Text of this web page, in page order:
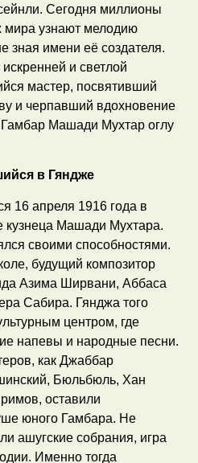
Сегодня миллионы
мира узнают мелодию
зная имени её создателя.
и светлой
мастер, посвятивший
и черпавший вдохновение
Машади Мухтар оглу
в Гяндже
16 апреля 1916 года в
кузнеца Машади Мухтара.
своими способностями.
будущий композитор
Азима Ширвани, Аббаса
Сабира. Гянджа того
центром, где
напевы и народные песни.
как Джаббар
Бюльбюль, Хан
оставили
юного Гамбара. Не
ашугские собрания, игра
Именно тогда